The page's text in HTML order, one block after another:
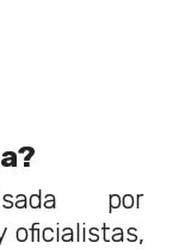
por
oficialistas,